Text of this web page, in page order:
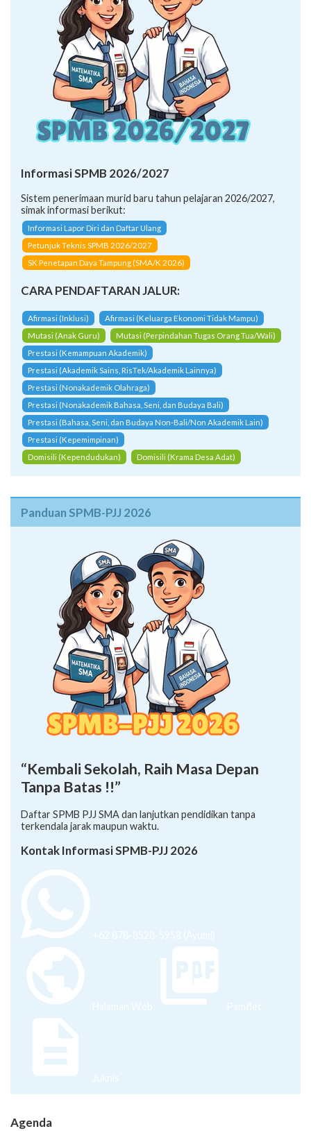
Informasi SPMB 2026/2027
Sistem penerimaan murid baru tahun pelajaran 2026/2027,
simak informasi berikut:
Informasi Lapor Diri dan Daftar Ulang
Petunjuk Teknis SPMB 2026/2027
SK Penetapan Daya Tampung (SMA/K 2026)
CARA PENDAFTARAN JALUR:
Afirmasi (Inklusi)
Afirmasi (Keluarga Ekonomi Tidak Mampu)
Mutasi (Anak Guru)
Mutasi (Perpindahan Tugas Orang Tua/Wali)
Prestasi (Kemampuan Akademik)
Prestasi (Akademik Sains, RisTek/Akademik Lainnya)
Prestasi (Nonakademik Olahraga)
Prestasi (Nonakademik Bahasa, Seni, dan Budaya Bali)
Prestasi (Bahasa, Seni, dan Budaya Non-Bali/Non Akademik Lain)
Prestasi (Kepemimpinan)
Domisili (Kependudukan)
Domisili (Krama Desa Adat)
Panduan SPMB-PJJ 2026
“Kembali Sekolah, Raih Masa Depan
Tanpa Batas !!”
Daftar SPMB PJJ SMA dan lanjutkan pendidikan tanpa
terkendala jarak maupun waktu.
Kontak Informasi SPMB-PJJ 2026
+62 878-8528-5958 (Ayumi)
Halaman Web Pamflet
Juknis
Agenda